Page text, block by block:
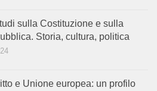
sulla Costituzione e sulla
Storia, cultura, politica
e Unione europea: un profilo